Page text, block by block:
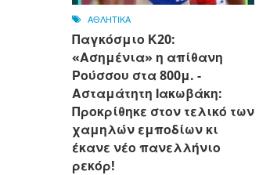
ΑΘΛΗΤΙΚΑ
Παγκόσμιο Κ20:
«Ασημένια» η απίθανη
Ρούσσου στα 800μ. -
Ασταμάτητη Ιακωβάκη:
Προκρίθηκε στον τελικό των
χαμηλών εμποδίων κι
έκανε νέο πανελλήνιο
ρεκόρ!